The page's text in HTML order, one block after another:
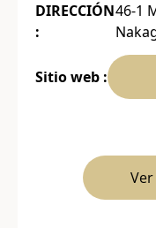
DIRECCIÓN
:
46-1
Sitio web :